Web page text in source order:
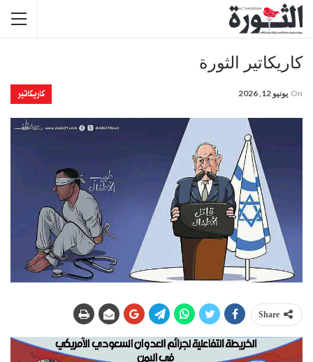
كاريكاتير الثورة
كاريكاتير On يونيو 12, 2026
Share